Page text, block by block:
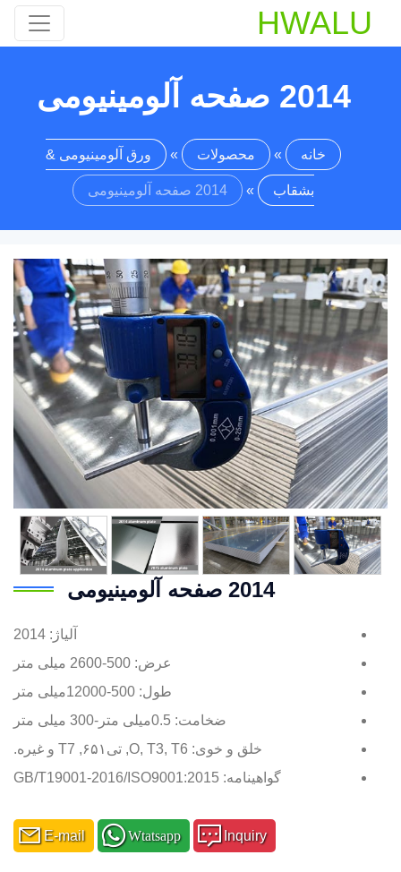
HWALU
2014 صفحه آلومینیومی
خانه » محصولات » ورق آلومینیومی &
بشقاب » 2014 صفحه آلومینیومی
2014 صفحه آلومینیومی
آلیاژ: 2014
عرض: 500-2600 میلی متر
طول: 500-12000میلی متر
ضخامت: 0.5میلی متر-300 میلی متر
خلق و خوی: O, T3, T6, تی۶۵۱, T7 و غیره.
گواهینامه: GB/T19001-2016/ISO9001:2015
E-mail Wtatsapp Inquiry